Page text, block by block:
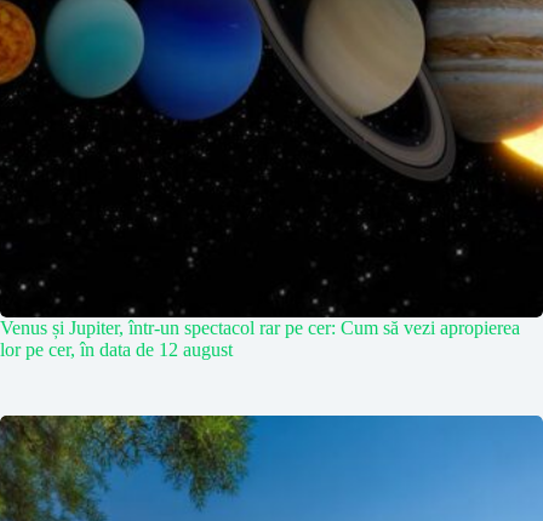
Venus și Jupiter, într-un spectacol rar pe cer: Cum să vezi apropierea
lor pe cer, în data de 12 august